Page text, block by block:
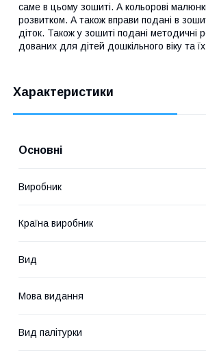
саме в цьому зошиті. А кольорові
розвитком. А також вправи подані в
діток. Також у зошиті подані
дованих для дітей дошкільного віку та їх
Характеристики
Основні
Виробник
Країна виробник
Вид
Мова видання
Вид палітурки